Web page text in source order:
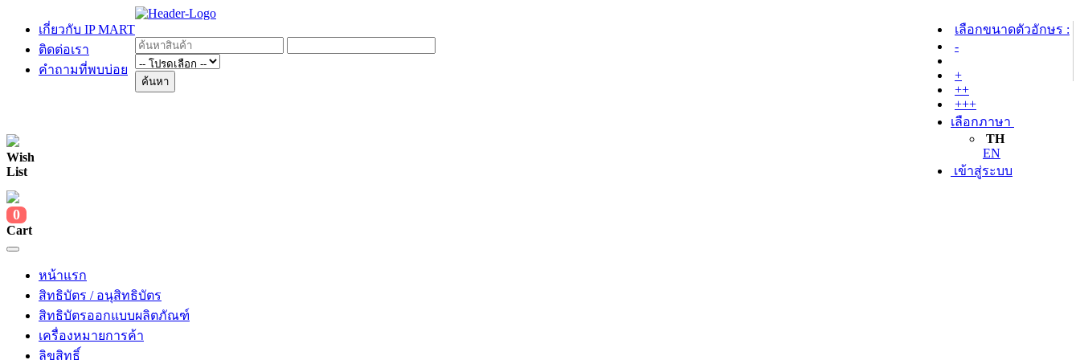
เกี่ยวกับ IP MART
ติดต่อเรา
คำถามที่พบบ่อย
เลือกขนาดตัวอักษร :
-
+
++
+++
เลือกภาษา
TH
EN
เข้าสู่ระบบ
ค้นหา
Wish
List
0
Cart
หน้าแรก
สิทธิบัตร / อนุสิทธิบัตร
สิทธิบัตรออกแบบผลิตภัณฑ์
เครื่องหมายการค้า
ลิขสิทธิ์